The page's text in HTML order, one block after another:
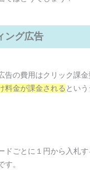
ング広告
告の費用はクリック課金
料金が課金される とい
ドごとに１円から入札
す。